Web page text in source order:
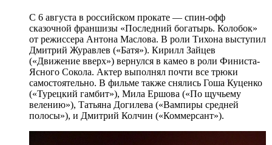
С 6 августа в российском прокате — спин-офф
сказочной франшизы «Последний богатырь. Колобок»
от режиссера Антона Маслова. В роли Тихона выступил
Дмитрий Журавлев («Батя»). Кирилл Зайцев
(«Движение вверх») вернулся в камео в роли Финиста-
Ясного Сокола. Актер выполнял почти все трюки
самостоятельно. В фильме также снялись Гоша Куценко
(«Турецкий гамбит»), Мила Ершова («По щучьему
велению»), Татьяна Догилева («Вампиры средней
полосы»), и Дмитрий Колчин («Коммерсант»).